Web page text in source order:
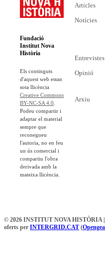
Fundació
Institut Nova
Història
Els continguts
d'aquest web estan
sota llicència
Creative Commons
BY-NC-SA 4.0
Podeu compartir i
adaptar el material
sempre que
reconegueu
l'autoria, no en feu
un ús comercial i
compartiu l'obra
derivada amb la
mateixa llicència.
Articles
Notícies
Entrevistes
Opinió
Arxiu
© 2026 INSTITUT NOVA HISTÒRIA
oferts per INTERGRID.CAT (